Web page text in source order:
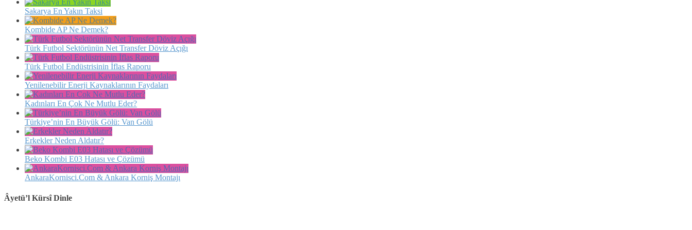
Sakarya En Yakın Taksi
Kombide AP Ne Demek?
Türk Futbol Sektörünün Net Transfer Döviz Açığı
Türk Futbol Endüstrisinin İflas Raporu
Yenilenebilir Enerji Kaynaklarının Faydaları
Kadınları En Çok Ne Mutlu Eder?
Türkiye’nin En Büyük Gölü: Van Gölü
Erkekler Neden Aldatır?
Beko Kombi E03 Hatası ve Çözümü
AnkaraKornisci.Com & Ankara Korniş Montajı
Âyetü’l Kürsî Dinle